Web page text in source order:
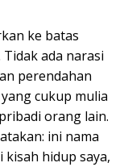
ke batas
ada narasi
perendahan
cukup mulia
orang lain.
ini nama
kisah hidup saya,